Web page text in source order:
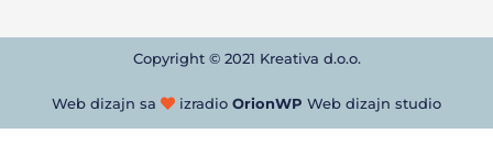
Copyright © 2021 Kreativa d.o.o.
Web dizajn sa izradio OrionWP Web dizajn studio